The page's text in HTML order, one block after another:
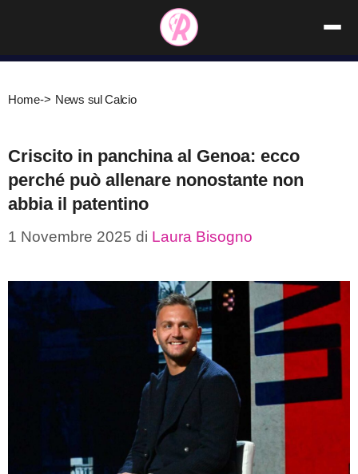
contenuto
Home-> News sul Calcio
Criscito in panchina al Genoa: ecco
perché può allenare nonostante non
abbia il patentino
1 Novembre 2025 di Laura Bisogno